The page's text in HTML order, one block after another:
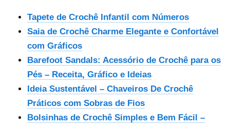
Tapete de Crochê Infantil com Números
Saia de Crochê Charme Elegante e Confortável
com Gráficos
Barefoot Sandals: Acessório de Crochê para os
Pés – Receita, Gráfico e Ideias
Ideia Sustentável – Chaveiros De Crochê
Práticos com Sobras de Fios
Bolsinhas de Crochê Simples e Bem Fácil –